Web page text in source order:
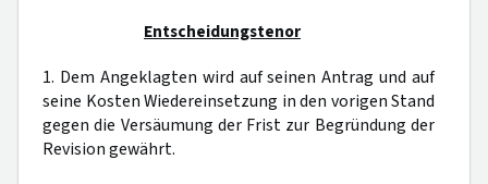
Entscheidungstenor
1. Dem Angeklagten wird auf seinen Antrag und auf
seine Kosten Wiedereinsetzung in den vorigen Stand
gegen die Versäumung der Frist zur Begründung der
Revision gewährt.